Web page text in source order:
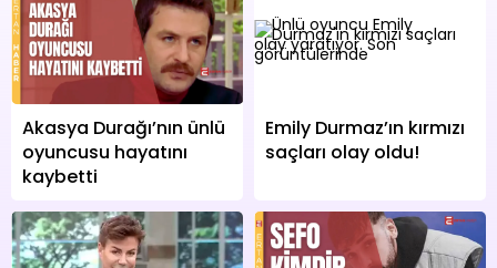
Akasya Durağı’nın ünlü
oyuncusu hayatını
kaybetti
Emily Durmaz’ın kırmızı
saçları olay oldu!